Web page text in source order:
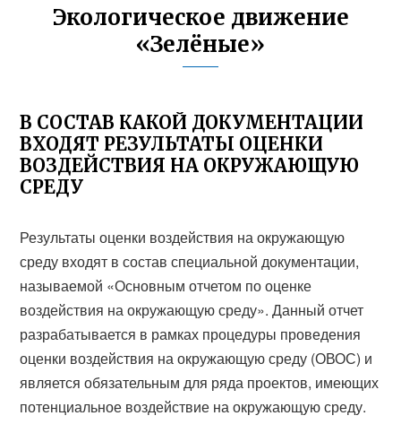
Экологическое движение
«Зелёные»
В СОСТАВ КАКОЙ ДОКУМЕНТАЦИИ
ВХОДЯТ РЕЗУЛЬТАТЫ ОЦЕНКИ
ВОЗДЕЙСТВИЯ НА ОКРУЖАЮЩУЮ
СРЕДУ
Результаты оценки воздействия на окружающую
среду входят в состав специальной документации,
называемой «Основным отчетом по оценке
воздействия на окружающую среду». Данный отчет
разрабатывается в рамках процедуры проведения
оценки воздействия на окружающую среду (ОВОС) и
является обязательным для ряда проектов, имеющих
потенциальное воздействие на окружающую среду.